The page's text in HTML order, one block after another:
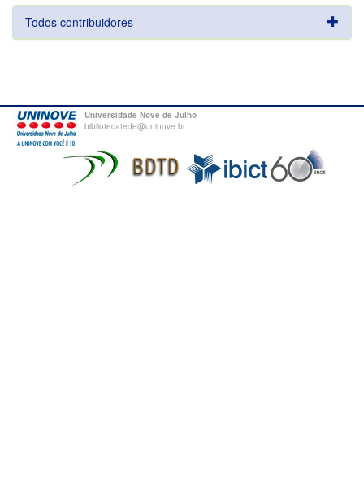
Todos contribuidores
Universidade Nove de Julho
bibliotecatede@uninove.br